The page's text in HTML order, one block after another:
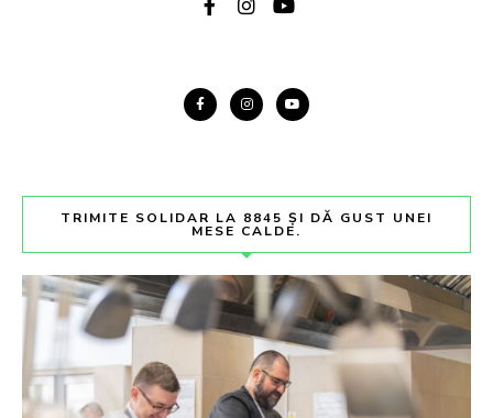
TRIMITE SOLIDAR LA 8845 ȘI DĂ GUST UNEI
MESE CALDE.